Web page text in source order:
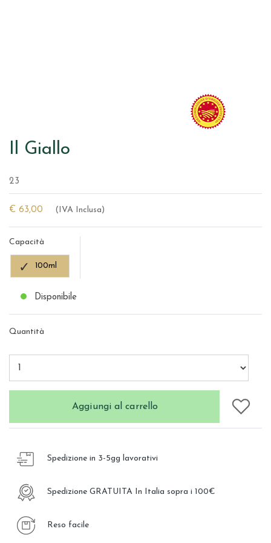
Il Giallo
23
€ 63,00 (IVA Inclusa)
Capacità
100ml
Disponibile
Quantità
Aggiungi al carrello
Spedizione in 3-5gg lavorativi
Spedizione GRATUITA In Italia sopra i 100€
Reso facile